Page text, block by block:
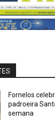
Fornelos
padroeira
semana